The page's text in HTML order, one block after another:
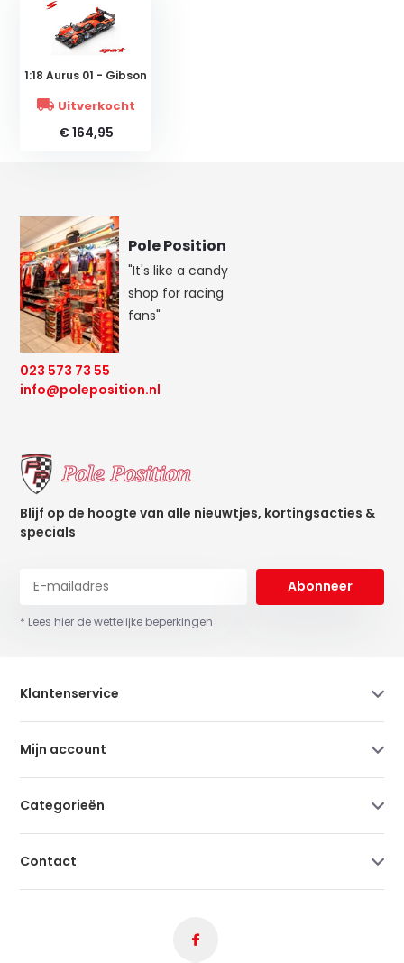
1:18 Aurus 01 - Gibson
Uitverkocht
€ 164,95
Pole Position
"It's like a candy
shop for racing
fans"
023 573 73 55
info@poleposition.nl
Blijf op de hoogte van alle nieuwtjes, kortingsacties &
specials
Abonneer
* Lees hier de wettelijke beperkingen
Klantenservice
Mijn account
Categorieën
Contact